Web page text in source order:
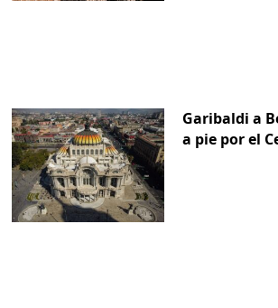
Garibaldi a
a pie por el